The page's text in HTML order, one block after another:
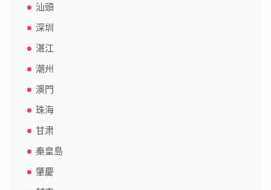
汕頭
深圳
湛江
潮州
澳門
珠海
甘肃
秦皇島
肇慶